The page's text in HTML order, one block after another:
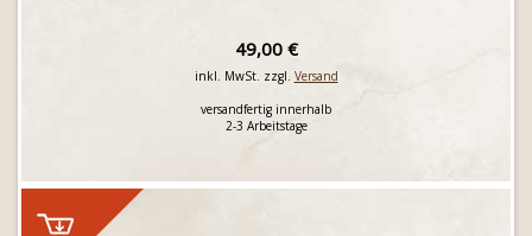
49,00 €
inkl. MwSt. zzgl. Versand
versandfertig innerhalb
2-3 Arbeitstage